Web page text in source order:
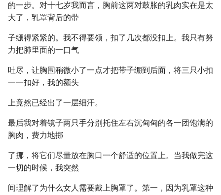
的一步。对十七岁我而言，胸前这两对鼓胀的乳肉实在是太
大了，乳罩背后的带
子绷得紧紧的。我不得要领，扣了几次都没扣上。我只有努
力把肺里面的一口气
吐尽，让胸围稍微小了一点才把带子绷到后面，将三只小扣
一一扣好，我的额头
上竟然已经出了一层细汗。
最后我对着镜子两只手分别托住左右沉甸甸的各一团饱满的
胸肉，费力地挪
了挪，将它们尽量放在胸口一个舒适的位置上。当我做完这
一切的时候，我突然
间理解了为什么女人需要戴上胸罩了。第一，因为乳罩这种